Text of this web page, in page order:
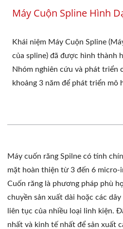
Máy Cuộn Spline Hình
Khái niệm Máy Cuộn Spline
của spline) đã được hình thành
Nhóm nghiên cứu và phát triển
khoảng 3 năm để phát triển mô
Máy cuốn răng Spilne có tính
mặt hoàn thiện từ 3 đến 6
Cuốn răng là phương pháp phù
chuyền sản xuất dài hoặc các
liên tục của nhiều loại linh kiện.
nhất và kinh tế nhất để sản xuất